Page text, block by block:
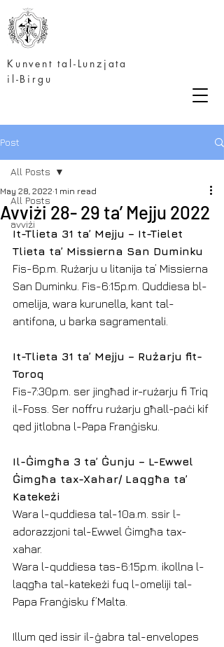
Kunvent tal-Lunzjata
il-Birgu
Post
All Posts
avviżi
All Posts
Avviżi 28- 29 ta’ Mejju 2022
May 28, 2022 1 min read
It-Tlieta 31 ta’ Mejju – It-Tielet
Tlieta ta’ Missierna San Duminku
Fis-6p.m. Rużarju u litanija ta’ Missierna
San Duminku. Fis-6:15p.m. Quddiesa bl-
omelija, wara kurunella, kant tal-
antifona, u barka sagramentali.
It-Tlieta 31 ta’ Mejju – Rużarju fit-
Toroq
Fis-7:30p.m. ser jingħad ir-rużarju fi Triq
il-Foss. Ser noffru rużarju għall-paċi kif
qed jitlobna l-Papa Franġisku.
Il-Ġimgħa 3 ta’ Ġunju – L-Ewwel
Ġimgħa tax-Xahar/ Laqgħa ta’
Katekeżi
Wara l-quddiesa tal-10a.m. ssir l-
adorazzjoni tal-Ewwel Ġimgħa tax-
xahar.
Wara l-quddiesa tas-6:15p.m. ikollna l-
laqgħa tal-katekeżi fuq l-omeliji tal-
Papa Franġisku f’Malta.
Illum qed issir il-ġabra tal-envelopes